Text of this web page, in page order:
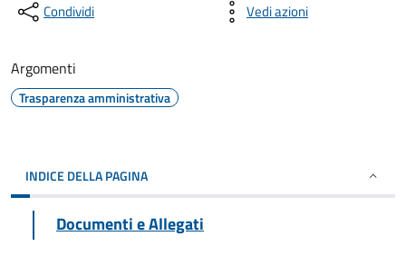
Condividi Vedi azioni
Argomenti
Trasparenza amministrativa
INDICE DELLA PAGINA
Documenti e Allegati